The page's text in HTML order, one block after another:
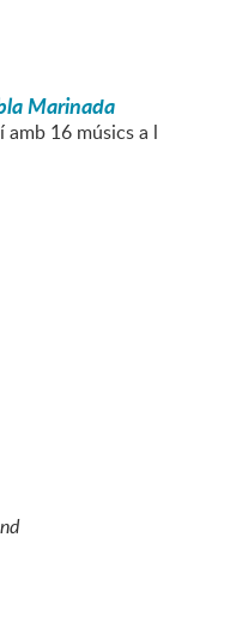
Marinada
16 músics a l